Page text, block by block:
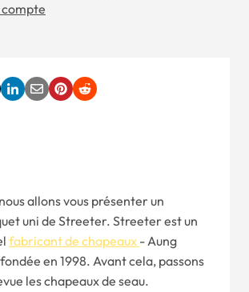
compte
allons vous présenter un
uni de Streeter. Streeter est un
fabricant de chapeaux - Aung
en 1998. Avant cela, passons
les chapeaux de seau.